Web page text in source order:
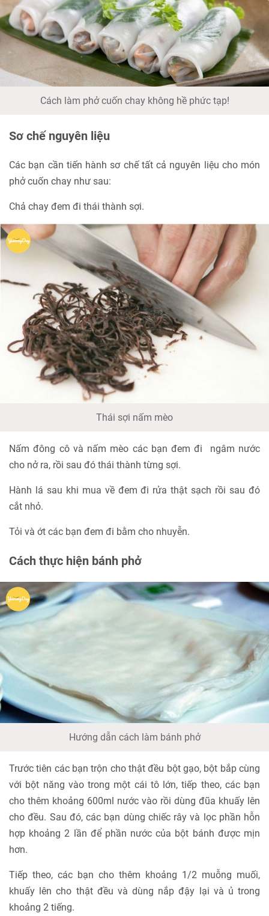
Cách làm phở cuốn chay không hề phức tạp!
Sơ chế nguyên liệu
Các bạn cần tiến hành sơ chế tất cả nguyên liệu cho món
phở cuốn chay như sau:
Chả chay đem đi thái thành sợi.
Thái sợi nấm mèo
Nấm đông cô và nấm mèo các bạn đem đi ngâm nước
cho nở ra, rồi sau đó thái thành từng sợi.
Hành lá sau khi mua về đem đi rửa thật sạch rồi sau đó
cắt nhỏ.
Tỏi và ớt các bạn đem đi bằm cho nhuyễn.
Cách thực hiện bánh phở
Hướng dẫn cách làm bánh phở
Trước tiên các bạn trộn cho thật đều bột gạo, bột bắp cùng
với bột năng vào trong một cái tô lớn, tiếp theo, các bạn
cho thêm khoảng 600ml nước vào rồi dùng đũa khuấy lên
cho đều. Sau đó, các bạn dùng chiếc rây và lọc phần hỗn
hợp khoảng 2 lần để phần nước của bột bánh được mịn
hơn.
Tiếp theo, các bạn cho thêm khoảng 1/2 muỗng muối,
khuấy lên cho thật đều và dùng nắp đậy lại và ủ trong
khoảng 2 tiếng.